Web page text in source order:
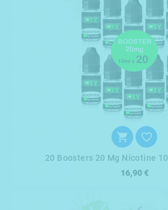
 
20 Boosters 20 Mg Nicotine
16,90 €